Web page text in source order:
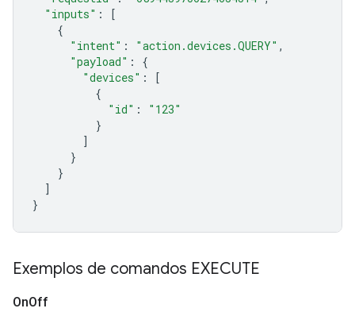
"inputs" :
[
{
"intent" : "action.devices.QUERY" ,
"payload" :
{
"devices" :
[
{
"id" :
"123"
}
]
}
}
]
}
Exemplos de comandos EXECUTE
OnOff